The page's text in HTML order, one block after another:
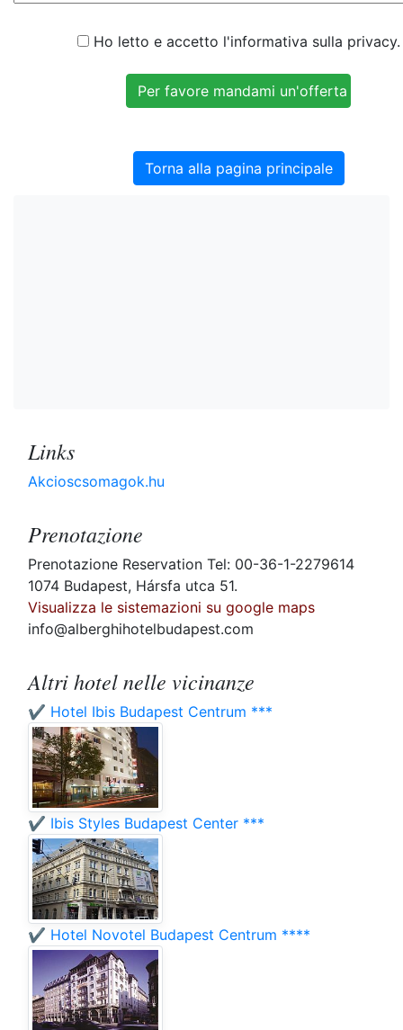
Ho letto e accetto l'informativa sulla privacy.
Torna alla pagina principale
Links
Akcioscsomagok.hu
Prenotazione
Prenotazione Reservation Tel: 00-36-1-2279614
1074 Budapest, Hársfa utca 51.
Visualizza le sistemazioni su google maps
info@alberghihotelbudapest.com
Altri hotel nelle vicinanze
✔️ Hotel Ibis Budapest Centrum ***
✔️ Ibis Styles Budapest Center ***
✔️ Hotel Novotel Budapest Centrum ****